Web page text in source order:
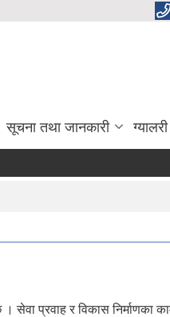
सूचना तथा जानकारी ग्यालरी
सेवा प्रवाह र विकास